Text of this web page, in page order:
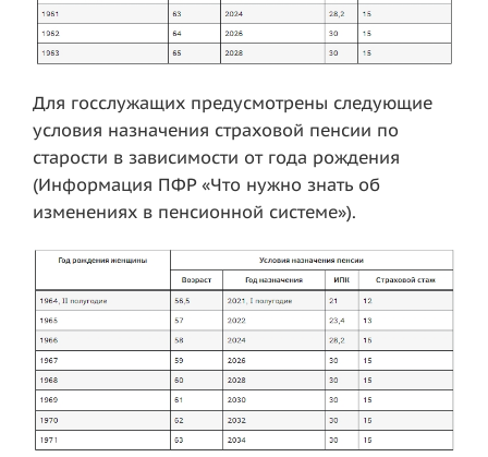
Для госслужащих предусмотрены следующие
условия назначения страховой пенсии по
старости в зависимости от года рождения
(Информация ПФР «Что нужно знать об
изменениях в пенсионной системе»).